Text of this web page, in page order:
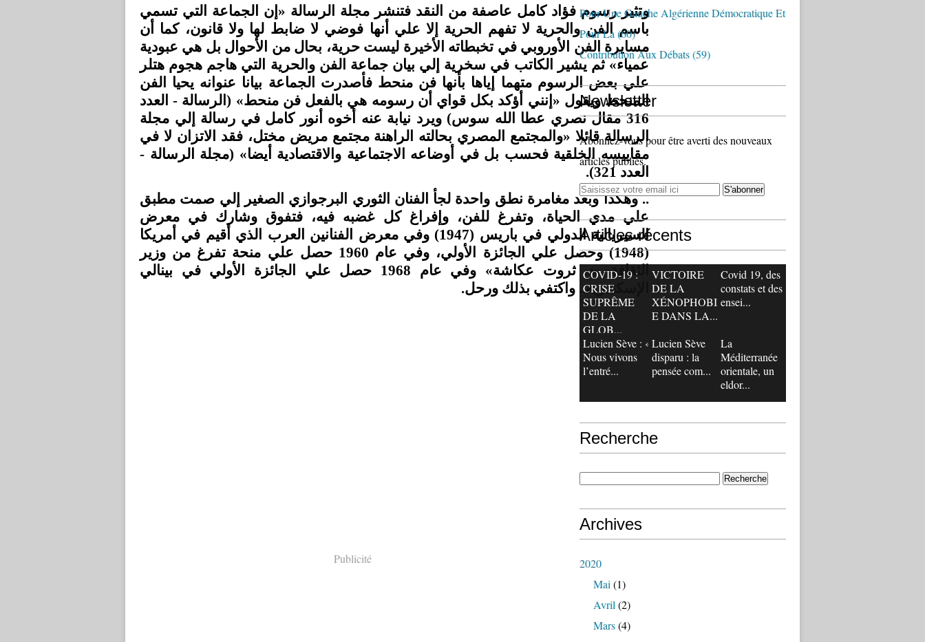
وتثير رسوم فؤاد كامل عاصفة من النقد فتنشر مجلة الرسالة «إن الجماعة التي تسمي
باسم الفن والحرية لا تفهم الحرية إلا علي أنها فوضي لا ضابط لها ولا قانون، كما أن
مسايرة الفن الأوروبي في تخبطاته الأخيرة ليست حرية، بحال من الأحوال بل هي عبودية
عمياء» ثم يشير الكاتب في سخرية إلي بيان جماعة الفن والحرية التي هاجم هجوم هتلر
علي بعض الرسوم متهما إياها بأنها فن منحط فأصدرت الجماعة بيانا عنوانه يحيا الفن
المنحط ويقول «إنني أؤكد بكل قواي أن رسومه هي بالفعل فن منحط» (الرسالة - العدد
316 مقال نصري عطا الله سوس) ويرد نيابة عنه أخوه أنور كامل في رسالة إلي مجلة
الرسالة قائلا «والمجتمع المصري بحالته الراهنة مجتمع مريض مختل، فقد الاتزان لا في
مقاييسه الخلقية فحسب بل في أوضاعه الاجتماعية والاقتصادية أيضا» (مجلة الرسالة -
العدد 321).
.. وهكذا وبعد مغامرة نطق واحدة لجأ الفنان الثوري البرجوازي الصغير إلي صمت مطبق
علي مدي الحياة، وتفرغ للفن، وإفراغ كل غضبه فيه، فتفوق وشارك في معرض
السيريالية الدولي في باريس (1947) وفي معرض الفنانين العرب الذي أقيم في أمريكا
(1948) وحصل علي الجائزة الأولي، وفي عام 1960 حصل علي منحة تفرغ من وزير
الثقافة «د. ثروت عكاشة» وفي عام 1968 حصل علي الجائزة الأولي في بينالي
الإسكندرية.. واكتفي بذلك ورحل.
Publicité
Pour Une Gauche Algérienne Démocratique Et
Pour La (60)
Contribution Aux Débats(59)
Newsletter
Abonnez-vous pour être averti des nouveaux
articles publiés.
Articles récents
COVID-19 :
CRISE
SUPRÊME
DE LA
GLOB...
VICTOIRE
DE LA
XÉNOPHOBI
E DANS LA...
Covid 19, des
constats et des
ensei...
Lucien Sève : «
Nous vivons
l’entré...
Lucien Sève
disparu : la
pensée com...
La
Méditerranée
orientale, un
eldor...
Recherche
Archives
2020
Mai (1)
Avril (2)
Mars(4)